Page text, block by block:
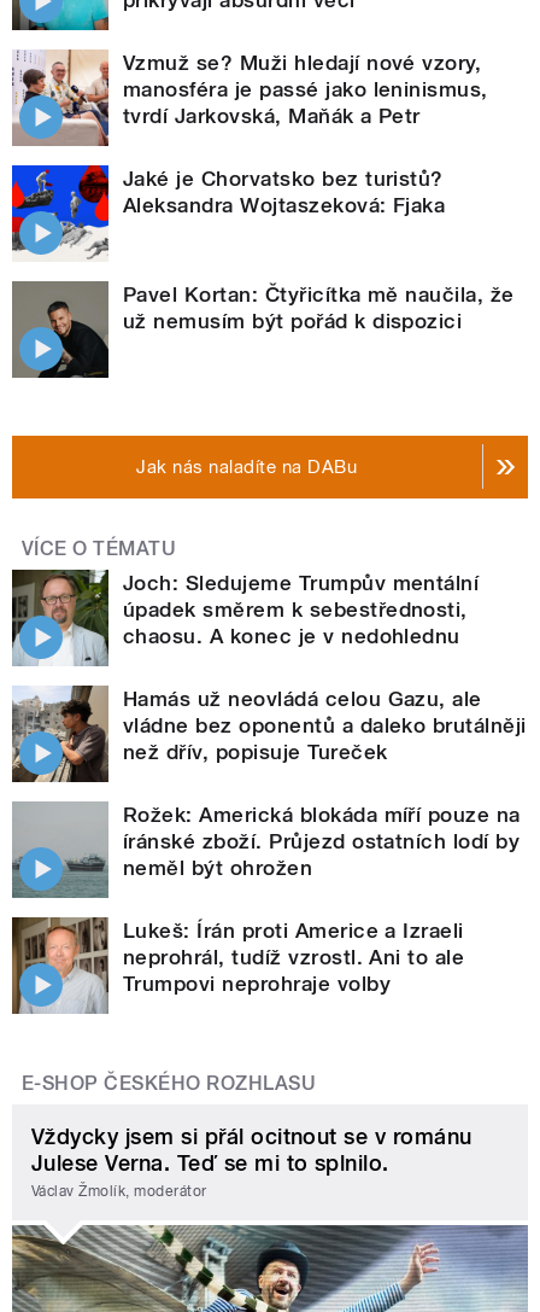
Vzmuž se? Muži hledají nové vzory,
manosféra je passé jako leninismus,
tvrdí Jarkovská, Maňák a Petr
Jaké je Chorvatsko bez turistů?
Aleksandra Wojtaszeková: Fjaka
Pavel Kortan: Čtyřicítka mě naučila, že
už nemusím být pořád k dispozici
Jak nás naladíte na DABu
VÍCE O TÉMATU
Joch: Sledujeme Trumpův mentální
úpadek směrem k sebestřednosti,
chaosu. A konec je v nedohlednu
Hamás už neovládá celou Gazu, ale
vládne bez oponentů a daleko brutálněji
než dřív, popisuje Tureček
Rožek: Americká blokáda míří pouze na
íránské zboží. Průjezd ostatních lodí by
neměl být ohrožen
Lukeš: Írán proti Americe a Izraeli
neprohrál, tudíž vzrostl. Ani to ale
Trumpovi neprohraje volby
E-SHOP ČESKÉHO ROZHLASU
Vždycky jsem si přál ocitnout se v románu
Julese Verna. Teď se mi to splnilo.
Václav Žmolík, moderátor